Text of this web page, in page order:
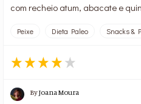
com recheio atum, abacate e
Peixe Dieta Paleo Snacks &
ByJoana Moura